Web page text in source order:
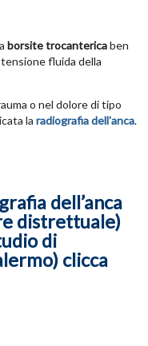
borsite trocantericaben
fluida della
o nel dolore di tipo
la radiografia dell'anca.
dell’anca
distrettuale)
di
clicca